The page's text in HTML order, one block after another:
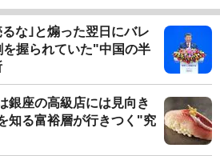
な｣と煽った翌日にバレ
握られていた"中国の半
銀座の高級店には見向き
知る富裕層が行きつく"究